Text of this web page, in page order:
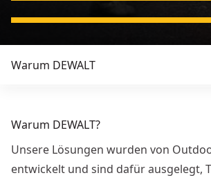
Warum DEWALT
Warum DEWALT?
Unsere Lösungen wurden von
entwickelt und sind dafür ausgelegt,